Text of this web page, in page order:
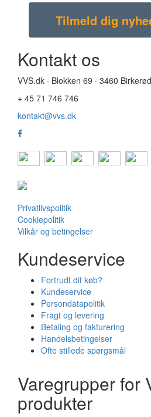
Kontakt os
VVS.dk · Blokken 69 · 3460 Birkerød
+ 45 71 746 746
kontakt@vvs.dk
Privatlivspolitik
Cookiepolitik
Vilkår og betingelser
Kundeservice
Fortrudt dit køb?
Kundeservice
Persondatapolitik
Fragt og levering
Betaling og fakturering
Handelsbetingelser
Ofte stillede spørgsmål
Varegrupper for
produkter